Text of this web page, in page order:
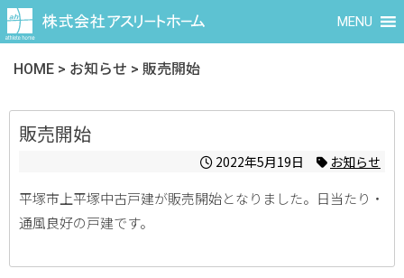
MENU
HOME > お知らせ > 販売開始
販売開始
2022年5月19日 お知らせ
平塚市上平塚中古戸建が販売開始となりました。日当たり・
通風良好の戸建です。